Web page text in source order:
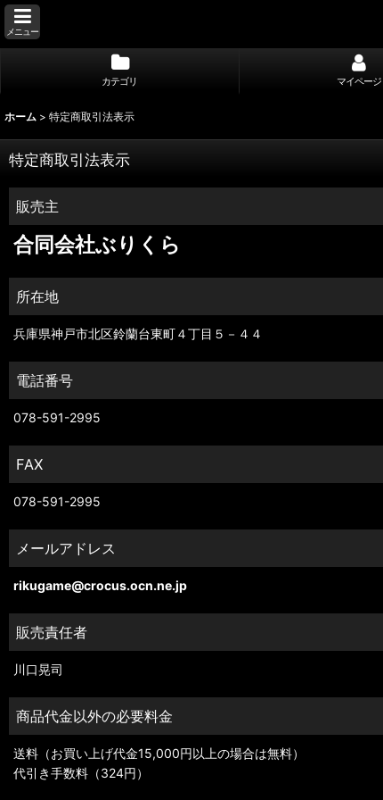
メニュー
カテゴリ マイページ
ホーム > 特定商取引法表示
特定商取引法表示
販売主
合同会社ぶりくら
所在地
兵庫県神戸市北区鈴蘭台東町４丁目５－４４
電話番号
078-591-2995
FAX
078-591-2995
メールアドレス
rikugame@crocus.ocn.ne.jp
販売責任者
川口晃司
商品代金以外の必要料金
送料（お買い上げ代金15,000円以上の場合は無料）
代引き手数料（324円）